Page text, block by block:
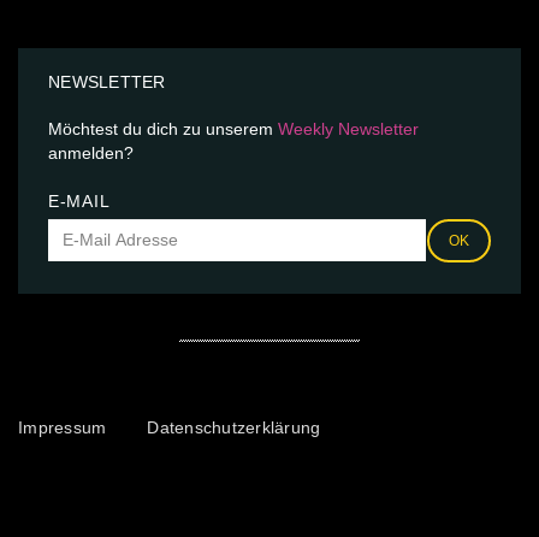
NEWSLETTER
Möchtest du dich zu unserem Weekly Newsletter
anmelden?
E-MAIL
OK
Impressum Datenschutzerklärung